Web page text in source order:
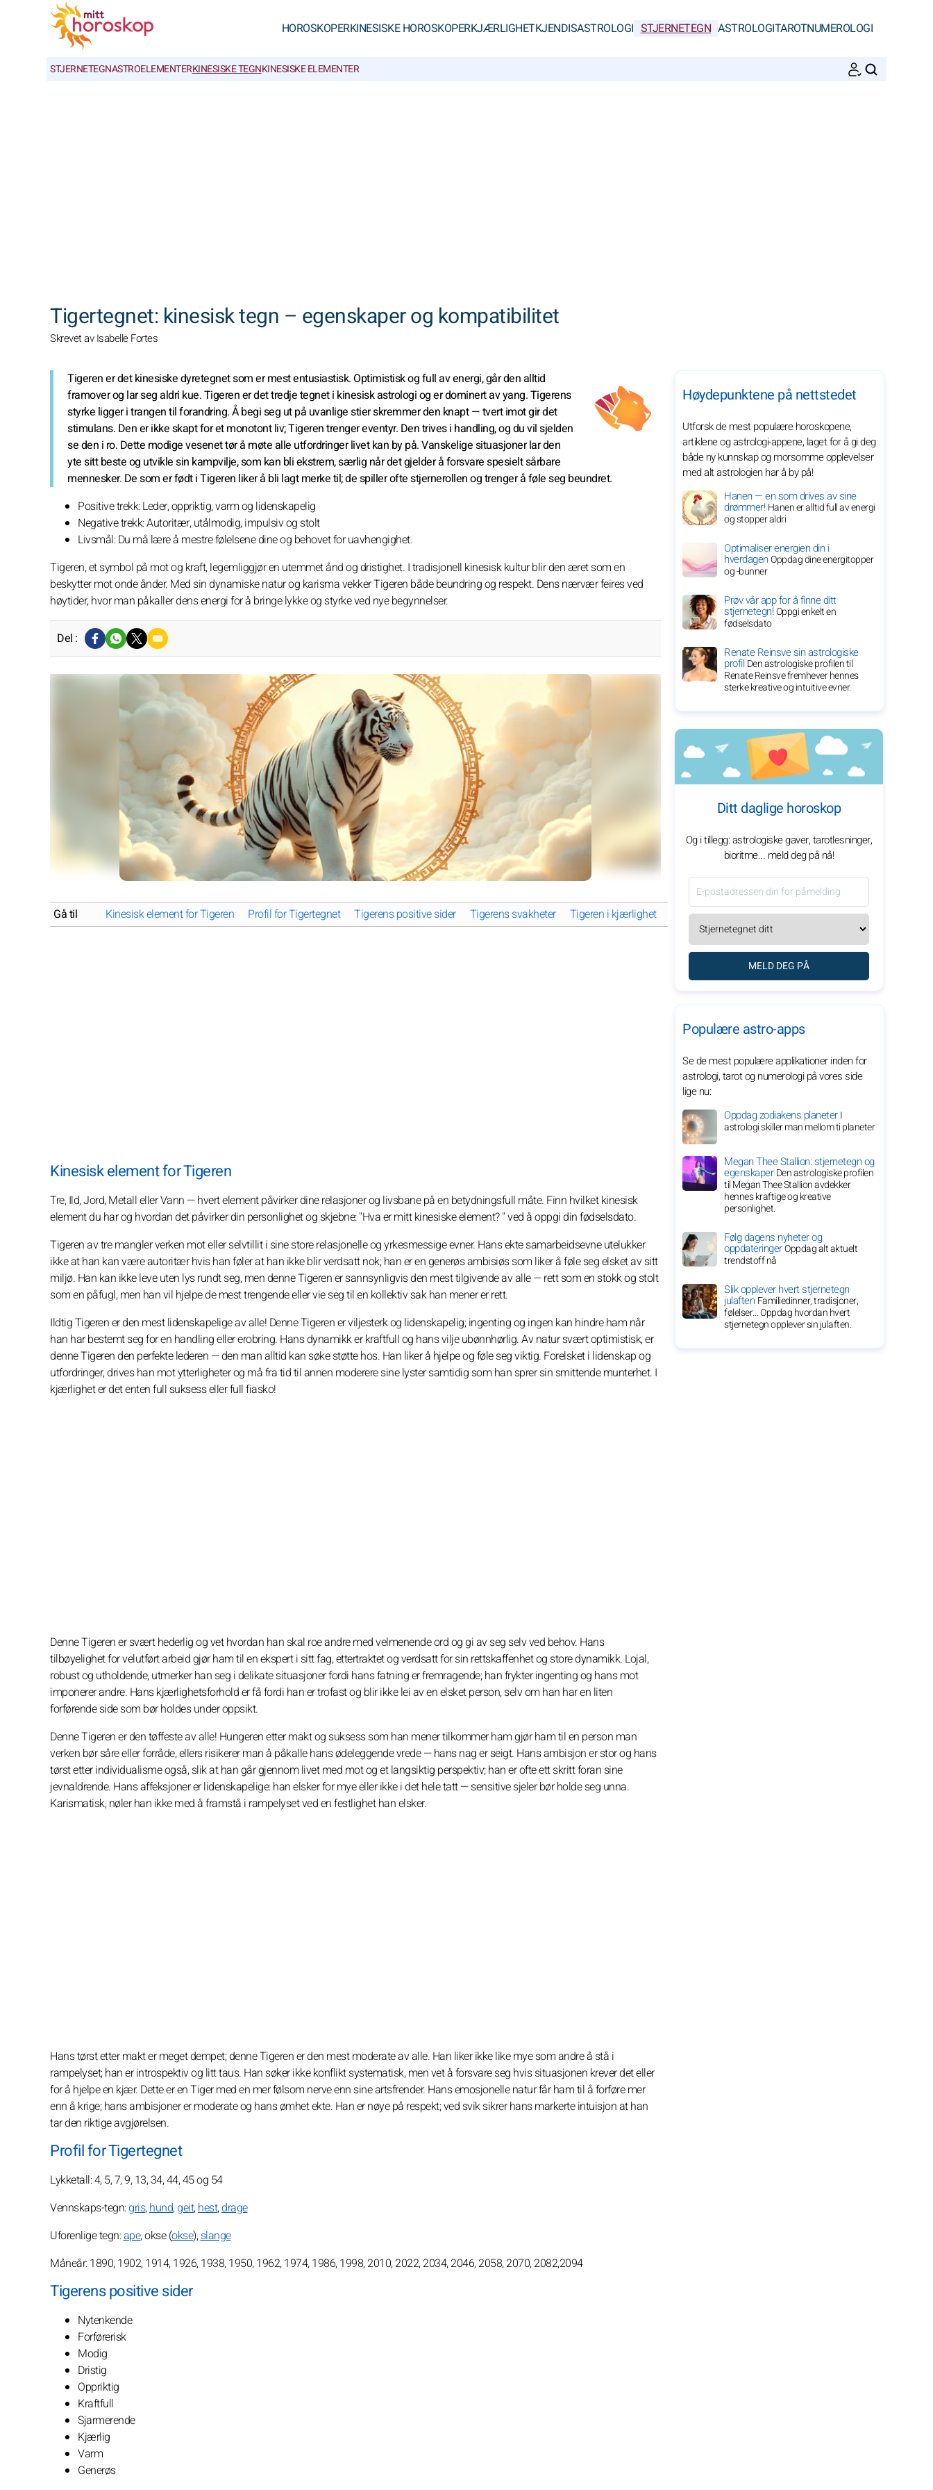
HOROSKOPERKINESISKE HOROSKOPERKJÆRLIGHETKJENDISASTROLOGI STJERNETEGN ASTROLOGITAROTNUMEROLOGI
STJERNETEGNASTROELEMENTERKINESISKE TEGNKINESISKE ELEMENTER
Tigertegnet: kinesisk tegn – egenskaper og kompatibilitet
Skrevet av Isabelle Fortes
Tigeren er det kinesiske dyretegnet som er mest entusiastisk. Optimistisk og full av energi, går den alltid
framover og lar seg aldri kue. Tigeren er det tredje tegnet i kinesisk astrologi og er dominert av yang. Tigerens
styrke ligger i trangen til forandring. Å begi seg ut på uvanlige stier skremmer den knapt — tvert imot gir det
stimulans. Den er ikke skapt for et monotont liv; Tigeren trenger eventyr. Den trives i handling, og du vil sjelden
se den i ro. Dette modige vesenet tør å møte alle utfordringer livet kan by på. Vanskelige situasjoner lar den
yte sitt beste og utvikle sin kampvilje, som kan bli ekstrem, særlig når det gjelder å forsvare spesielt sårbare
mennesker. De som er født i Tigeren liker å bli lagt merke til; de spiller ofte stjernerollen og trenger å føle seg beundret.
Positive trekk: Leder, oppriktig, varm og lidenskapelig
Negative trekk: Autoritær, utålmodig, impulsiv og stolt
Livsmål: Du må lære å mestre følelsene dine og behovet for uavhengighet.
Tigeren, et symbol på mot og kraft, legemliggjør en utemmet ånd og dristighet. I tradisjonell kinesisk kultur blir den æret som en
beskytter mot onde ånder. Med sin dynamiske natur og karisma vekker Tigeren både beundring og respekt. Dens nærvær feires ved
høytider, hvor man påkaller dens energi for å bringe lykke og styrke ved nye begynnelser.
Del :
Gå til Kinesisk element for Tigeren Profil for Tigertegnet Tigerens positive sider Tigerens svakheter Tigeren i kjærlighet Tigeren på jobben Tigeren og økonomi
Kinesisk element for Tigeren
Tre, Ild, Jord, Metall eller Vann — hvert element påvirker dine relasjoner og livsbane på en betydningsfull måte. Finn hvilket kinesisk
element du har og hvordan det påvirker din personlighet og skjebne: "Hva er mitt kinesiske element? " ved å oppgi din fødselsdato.
Tigeren av tre mangler verken mot eller selvtillit i sine store relasjonelle og yrkesmessige evner. Hans ekte samarbeidsevne utelukker
ikke at han kan være autoritær hvis han føler at han ikke blir verdsatt nok; han er en generøs ambisiøs som liker å føle seg elsket av sitt
miljø. Han kan ikke leve uten lys rundt seg, men denne Tigeren er sannsynligvis den mest tilgivende av alle — rett som en stokk og stolt
som en påfugl, men han vil hjelpe de mest trengende eller vie seg til en kollektiv sak han mener er rett.
Ildtig Tigeren er den mest lidenskapelige av alle! Denne Tigeren er viljesterk og lidenskapelig; ingenting og ingen kan hindre ham når
han har bestemt seg for en handling eller erobring. Hans dynamikk er kraftfull og hans vilje ubønnhørlig. Av natur svært optimistisk, er
denne Tigeren den perfekte lederen — den man alltid kan søke støtte hos. Han liker å hjelpe og føle seg viktig. Forelsket i lidenskap og
utfordringer, drives han mot ytterligheter og må fra tid til annen moderere sine lyster samtidig som han sprer sin smittende munterhet. I
kjærlighet er det enten full suksess eller full fiasko!
Denne Tigeren er svært hederlig og vet hvordan han skal roe andre med velmenende ord og gi av seg selv ved behov. Hans
tilbøyelighet for velutført arbeid gjør ham til en ekspert i sitt fag, ettertraktet og verdsatt for sin rettskaffenhet og store dynamikk. Lojal,
robust og utholdende, utmerker han seg i delikate situasjoner fordi hans fatning er fremragende; han frykter ingenting og hans mot
imponerer andre. Hans kjærlighetsforhold er få fordi han er trofast og blir ikke lei av en elsket person, selv om han har en liten
forførende side som bør holdes under oppsikt.
Denne Tigeren er den tøffeste av alle! Hungeren etter makt og suksess som han mener tilkommer ham gjør ham til en person man
verken bør såre eller forråde, ellers risikerer man å påkalle hans ødeleggende vrede — hans nag er seigt. Hans ambisjon er stor og hans
tørst etter individualisme også, slik at han går gjennom livet med mot og et langsiktig perspektiv; han er ofte ett skritt foran sine
jevnaldrende. Hans affeksjoner er lidenskapelige: han elsker for mye eller ikke i det hele tatt — sensitive sjeler bør holde seg unna.
Karismatisk, nøler han ikke med å framstå i rampelyset ved en festlighet han elsker.
Hans tørst etter makt er meget dempet; denne Tigeren er den mest moderate av alle. Han liker ikke like mye som andre å stå i
rampelyset; han er introspektiv og litt taus. Han søker ikke konflikt systematisk, men vet å forsvare seg hvis situasjonen krever det eller
for å hjelpe en kjær. Dette er en Tiger med en mer følsom nerve enn sine artsfrender. Hans emosjonelle natur får ham til å forføre mer
enn å krige; hans ambisjoner er moderate og hans ømhet ekte. Han er nøye på respekt; ved svik sikrer hans markerte intuisjon at han
tar den riktige avgjørelsen.
Profil for Tigertegnet
Lykketall: 4, 5, 7, 9, 13, 34, 44, 45 og 54
Vennskaps-tegn:gris,hund,geit,hest,drage
Uforenlige tegn:ape, okse (okse),slange
Måneår: 1890, 1902, 1914, 1926, 1938, 1950, 1962, 1974, 1986, 1998, 2010, 2022, 2034, 2046, 2058, 2070, 2082,2094
Tigerens positive sider
Nytenkende
Forførerisk
Modig
Dristig
Oppriktig
Kraftfull
Sjarmerende
Kjærlig
Varm
Generøs
Høydepunktene på nettstedet
Utforsk de mest populære horoskopene,
artiklene og astrologi-appene, laget for å gi deg
både ny kunnskap og morsomme opplevelser
med alt astrologien har å by på!
Hanen — en som drives av sine
drømmer!Hanen er alltid full av energi
og stopper aldri
Optimaliser energien din i
hverdagenOppdag dine energitopper
og -bunner
Prøv vår app for å finne ditt
stjernetegn!Oppgi enkelt en
fødselsdato
Renate Reinsve sin astrologiske
profilDen astrologiske profilen til
Renate Reinsve fremhever hennes
sterke kreative og intuitive evner.
Ditt daglige horoskop
Og i tillegg: astrologiske gaver, tarotlesninger,
bioritme... meld deg på nå!
MELD DEG PÅ
Populære astro-apps
Se de mest populære applikationer inden for
astrologi, tarot og numerologi på vores side
lige nu:
Oppdag zodiakens planeterI
astrologi skiller man mellom ti planeter
Megan Thee Stallion: stjernetegn og
egenskaperDen astrologiske profilen
til Megan Thee Stallion avdekker
hennes kraftige og kreative
personlighet.
Følg dagens nyheter og
oppdateringerOppdag alt aktuelt
trendstoff nå
Slik opplever hvert stjernetegn
julaftenFamiliedinner, tradisjoner,
følelser… Oppdag hvordan hvert
stjernetegn opplever sin julaften.